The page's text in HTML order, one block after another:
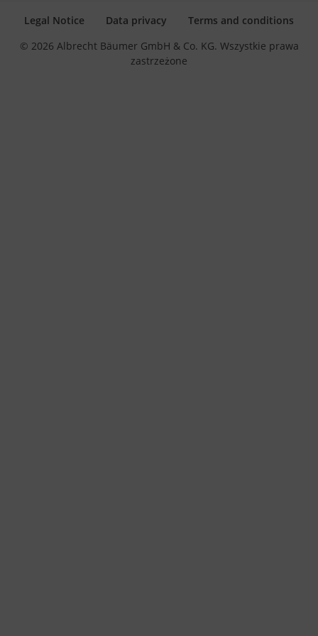
© 2026 Albrecht Bäumer GmbH & Co. KG. Wszystkie prawa
zastrzeżone
Legal Notice Data privacy Terms and conditions